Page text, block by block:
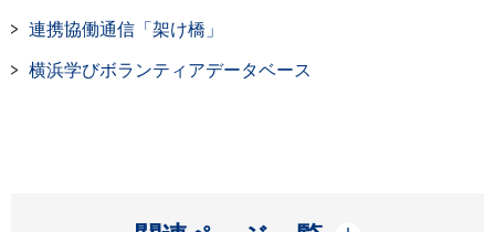
連携協働通信「架け橋」
横浜学びボランティアデータベース